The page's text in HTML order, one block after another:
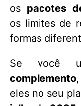
os pacotes
os limites de
formas
Se você
complemento
eles no seu